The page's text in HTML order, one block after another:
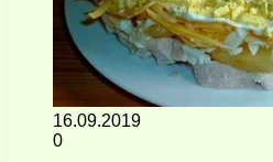
16.09.2019
0